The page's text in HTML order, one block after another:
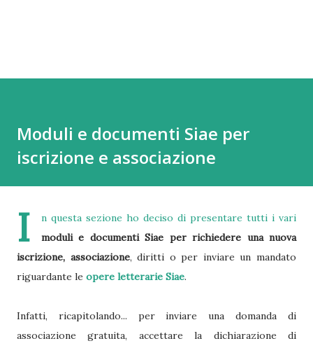
Moduli e documenti Siae per
iscrizione e associazione
I
n questa sezione ho deciso di presentare tutti i vari
moduli e documenti Siae per richiedere una nuova
iscrizione, associazione, diritti o per inviare un mandato
riguardante le opere letterarie Siae.
Infatti, ricapitolando... per inviare una domanda di
associazione gratuita, accettare la dichiarazione di